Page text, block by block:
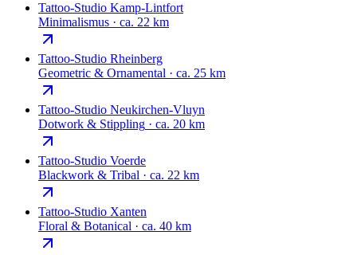
Tattoo-Studio Kamp-Lintfort
Minimalismus · ca. 22 km
Tattoo-Studio Rheinberg
Geometric & Ornamental · ca. 25 km
Tattoo-Studio Neukirchen-Vluyn
Dotwork & Stippling · ca. 20 km
Tattoo-Studio Voerde
Blackwork & Tribal · ca. 22 km
Tattoo-Studio Xanten
Floral & Botanical · ca. 40 km